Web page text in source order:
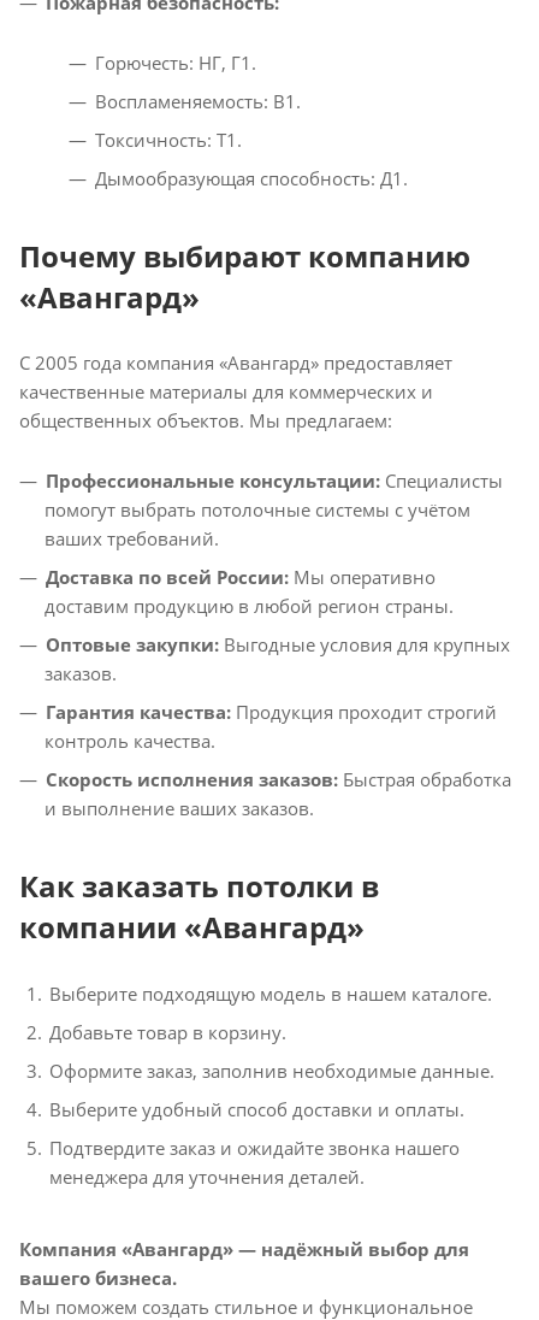
Горючесть: НГ, Г1.
Воспламеняемость: В1.
Токсичность: Т1.
Дымообразующая способность: Д1.
Почему выбирают компанию
«Авангард»
С 2005 года компания «Авангард» предоставляет
качественные материалы для коммерческих и
общественных объектов. Мы предлагаем:
Профессиональные консультации: Специалисты
помогут выбрать потолочные системы с учётом
ваших требований.
Доставка по всей России: Мы оперативно
доставим продукцию в любой регион страны.
Оптовые закупки: Выгодные условия для крупных
заказов.
Гарантия качества: Продукция проходит строгий
контроль качества.
Скорость исполнения заказов: Быстрая обработка
и выполнение ваших заказов.
Как заказать потолки в
компании «Авангард»
Выберите подходящую модель в нашем каталоге.
Добавьте товар в корзину.
Оформите заказ, заполнив необходимые данные.
Выберите удобный способ доставки и оплаты.
Подтвердите заказ и ожидайте звонка нашего
менеджера для уточнения деталей.
Компания «Авангард» — надёжный выбор для
вашего бизнеса.
Мы поможем создать стильное и функциональное